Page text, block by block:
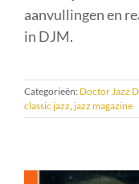
aanvullingen en
in DJM.
Categorieën: Doctor Jazz
classic jazz, jazz magazine